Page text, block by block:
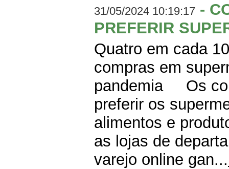
31/05/2024 10:19:17 -
PREFERIR
Quatro em cada
compras em
pandemia Os
preferir os
alimentos e
as lojas de
varejo online gan...